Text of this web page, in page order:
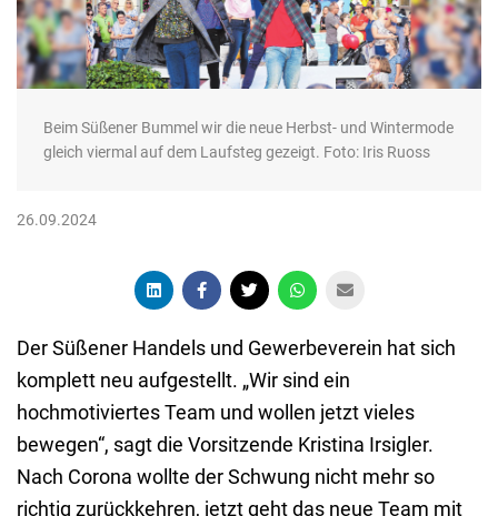
Beim Süßener Bummel wir die neue Herbst- und Wintermode
gleich viermal auf dem Laufsteg gezeigt. Foto: Iris Ruoss
26.09.2024
Der Süßener Handels und Gewerbeverein hat sich
komplett neu aufgestellt. „Wir sind ein
hochmotiviertes Team und wollen jetzt vieles
bewegen“, sagt die Vorsitzende Kristina Irsigler.
Nach Corona wollte der Schwung nicht mehr so
richtig zurückkehren, jetzt geht das neue Team mit